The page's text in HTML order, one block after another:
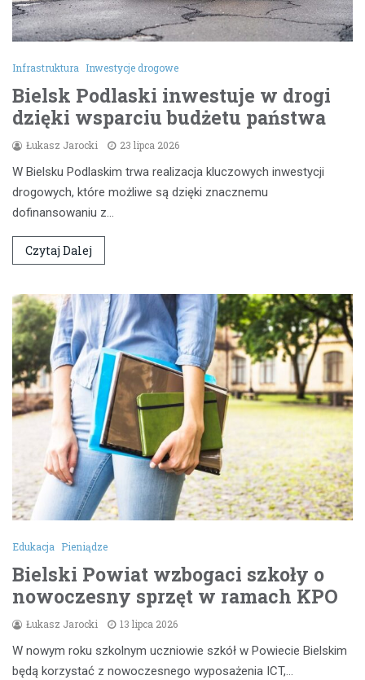
Infrastruktura Inwestycje drogowe
Bielsk Podlaski inwestuje w drogi
dzięki wsparciu budżetu państwa
Łukasz Jarocki 23 lipca 2026
W Bielsku Podlaskim trwa realizacja kluczowych inwestycji
drogowych, które możliwe są dzięki znacznemu
dofinansowaniu z…
Czytaj Dalej
Edukacja Pieniądze
Bielski Powiat wzbogaci szkoły o
nowoczesny sprzęt w ramach KPO
Łukasz Jarocki 13 lipca 2026
W nowym roku szkolnym uczniowie szkół w Powiecie Bielskim
będą korzystać z nowoczesnego wyposażenia ICT,…